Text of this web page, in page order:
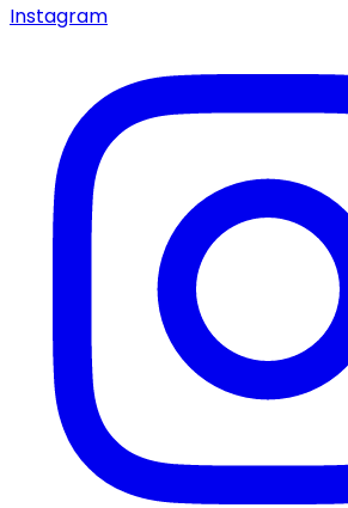
Instagram